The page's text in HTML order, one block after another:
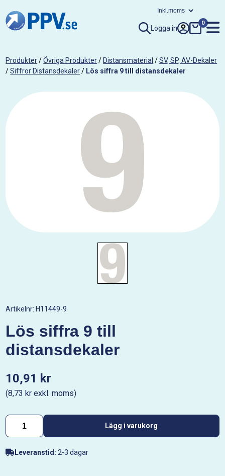
Logga in
0
Produkter/Övriga Produkter/ Distansmaterial /SV, SP, AV-Dekaler
/Siffror Distansdekaler/ Lös siffra 9 till distansdekaler
Artikelnr: H11449-9
Lös siffra 9 till
distansdekaler
10,91 kr
(8,73 kr exkl. moms)
Lägg i varukorg
Leveranstid: 2-3 dagar